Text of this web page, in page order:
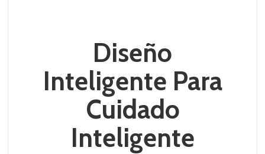
Diseño
Inteligente Para
Cuidado
Inteligente